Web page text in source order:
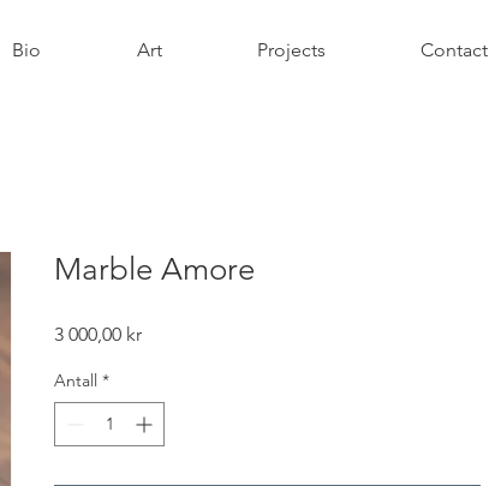
Bio Art Projects Contact
Marble Amore
3 000,00 krPris
Antall *